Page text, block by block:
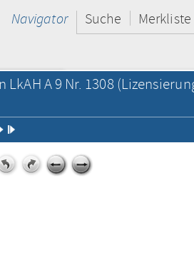
Navigator Suche Merkliste
LkAH A 9 Nr. 1308